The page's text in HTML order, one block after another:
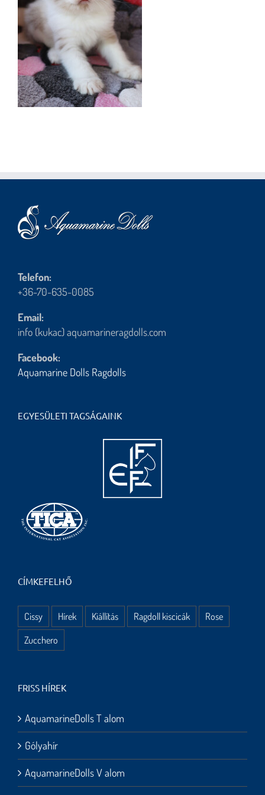
Telefon:
+36-70-635-0085
Email:
info (kukac) aquamarineragdolls.com
Facebook:
Aquamarine Dolls Ragdolls
EGYESÜLETI TAGSÁGAINK
CÍMKEFELHŐ
Cissy Hírek Kiállítás Ragdoll kiscicák
Rose
Zucchero
FRISS HÍREK
AquamarineDolls T alom
Gólyahír
AquamarineDolls V alom